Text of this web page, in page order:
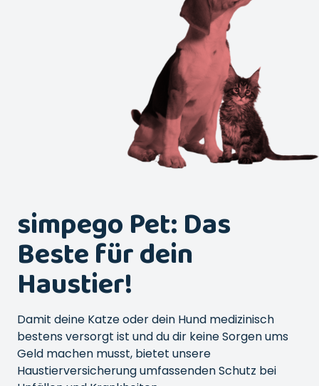
simpego Pet: Das
Beste für dein
Haustier!
Damit deine Katze oder dein Hund medizinisch
bestens versorgt ist und du dir keine Sorgen ums
Geld machen musst, bietet unsere
Haustierversicherung umfassenden Schutz bei